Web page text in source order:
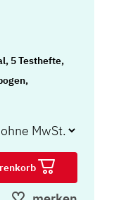
5 Testhefte,